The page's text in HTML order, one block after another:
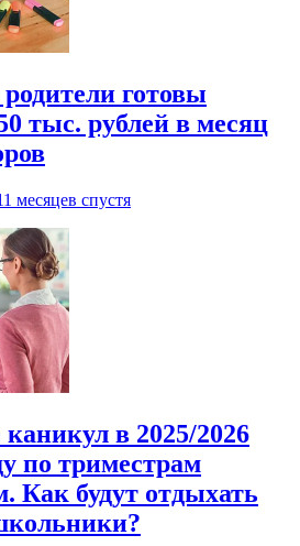
готовы
тыс. рублей в месяц
месяцев спустя
в 2025/2026
по триместрам
Как будут отдыхать